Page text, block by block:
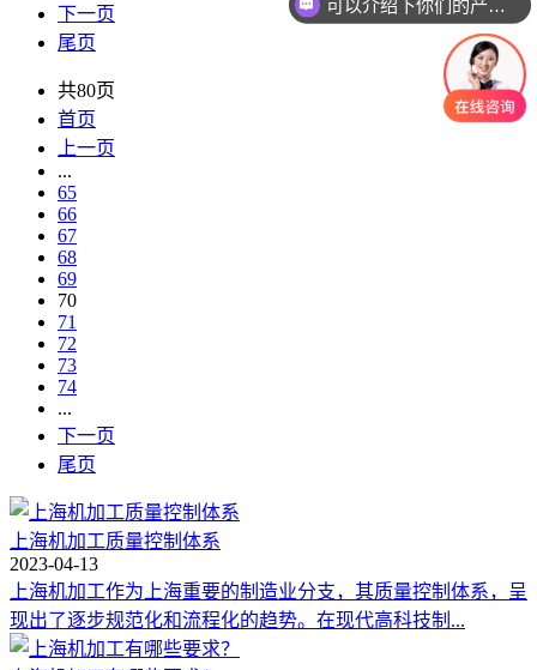
下一页
尾页
共80页
首页
上一页
...
65
66
67
68
69
70
71
72
73
74
...
下一页
尾页
上海机加工质量控制体系
2023-04-13
上海机加工作为上海重要的制造业分支，其质量控制体系，呈
现出了逐步规范化和流程化的趋势。在现代高科技制...